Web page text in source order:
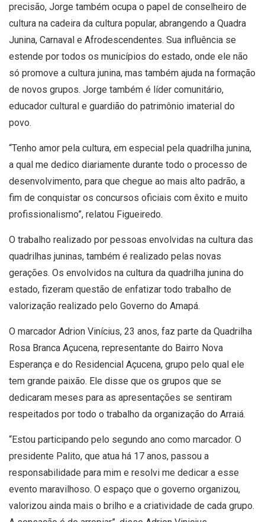
precisão, Jorge também ocupa o papel de conselheiro de
cultura na cadeira da cultura popular, abrangendo a Quadra
Junina, Carnaval e Afrodescendentes. Sua influência se
estende por todos os municípios do estado, onde ele não
só promove a cultura junina, mas também ajuda na formação
de novos grupos. Jorge também é líder comunitário,
educador cultural e guardião do patrimônio imaterial do
povo.
“Tenho amor pela cultura, em especial pela quadrilha junina,
a qual me dedico diariamente durante todo o processo de
desenvolvimento, para que chegue ao mais alto padrão, a
fim de conquistar os concursos oficiais com êxito e muito
profissionalismo”, relatou Figueiredo.
O trabalho realizado por pessoas envolvidas na cultura das
quadrilhas juninas, também é realizado pelas novas
gerações. Os envolvidos na cultura da quadrilha junina do
estado, fizeram questão de enfatizar todo trabalho de
valorização realizado pelo Governo do Amapá.
O marcador Adrion Vinícius, 23 anos, faz parte da Quadrilha
Rosa Branca Açucena, representante do Bairro Nova
Esperança e do Residencial Açucena, grupo pelo qual ele
tem grande paixão. Ele disse que os grupos que se
dedicaram meses para as apresentações se sentiram
respeitados por todo o trabalho da organização do Arraiá.
“Estou participando pelo segundo ano como marcador. O
presidente Palito, que atua há 17 anos, passou a
responsabilidade para mim e resolvi me dedicar a esse
evento maravilhoso. O espaço que o governo organizou,
valorizou ainda mais o brilho e a criatividade de cada grupo.